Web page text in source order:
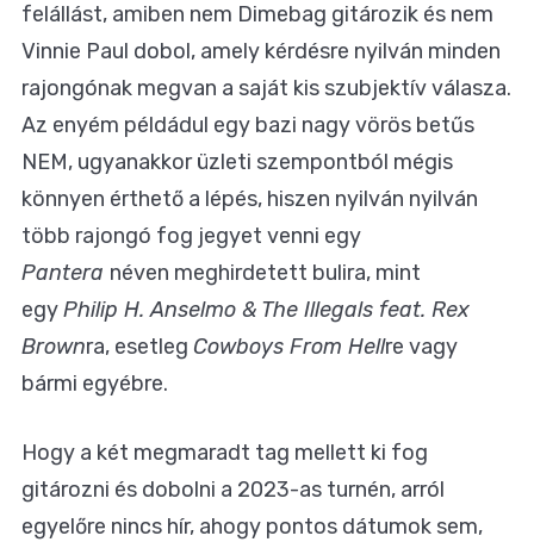
felállást, amiben nem Dimebag gitározik és nem
Vinnie Paul dobol, amely kérdésre nyilván minden
rajongónak megvan a saját kis szubjektív válasza.
Az enyém példádul egy bazi nagy vörös betűs
NEM, ugyanakkor üzleti szempontból mégis
könnyen érthető a lépés, hiszen nyilván nyilván
több rajongó fog jegyet venni egy
Pantera néven meghirdetett bulira, mint
egyPhilip H. Anselmo & The Illegals feat. Rex
Brownra, esetleg Cowboys From Hellre vagy
bármi egyébre.
Hogy a két megmaradt tag mellett ki fog
gitározni és dobolni a 2023-as turnén, arról
egyelőre nincs hír, ahogy pontos dátumok sem,